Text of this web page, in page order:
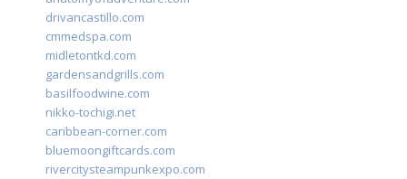
drivancastillo.com
cmmedspa.com
midletontkd.com
gardensandgrills.com
basilfoodwine.com
nikko-tochigi.net
caribbean-corner.com
bluemoongiftcards.com
rivercitysteampunkexpo.com